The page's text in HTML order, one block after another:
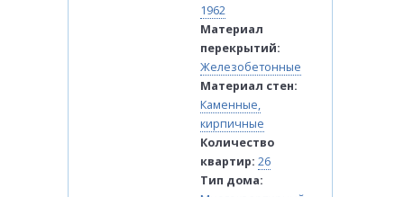
1962
Материал
перекрытий:
Железобетонные
Материал стен:
Каменные,
кирпичные
Количество
квартир: 26
Тип дома: